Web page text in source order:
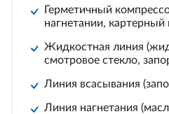
Герметичный
нагнетании, картерный
Жидкостная линия
смотровое стекло,
Линия всасывания
Линия нагнетания